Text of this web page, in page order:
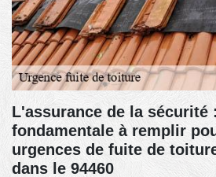
L'assurance de la sécurité
fondamentale à remplir
urgences de fuite de
dans le 94460